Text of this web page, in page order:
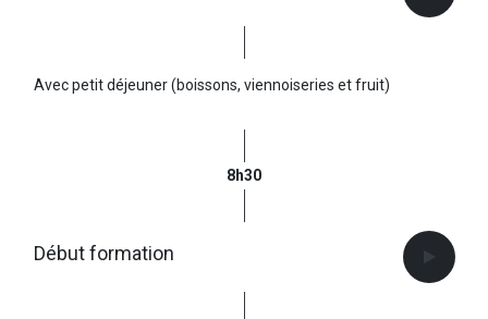
Avec petit déjeuner (boissons, viennoiseries et fruit)
8h30
Début formation